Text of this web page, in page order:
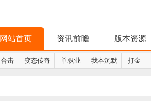
网站首页 资讯前瞻 版本资源
合击 变态传奇 单职业 我本沉默 打金